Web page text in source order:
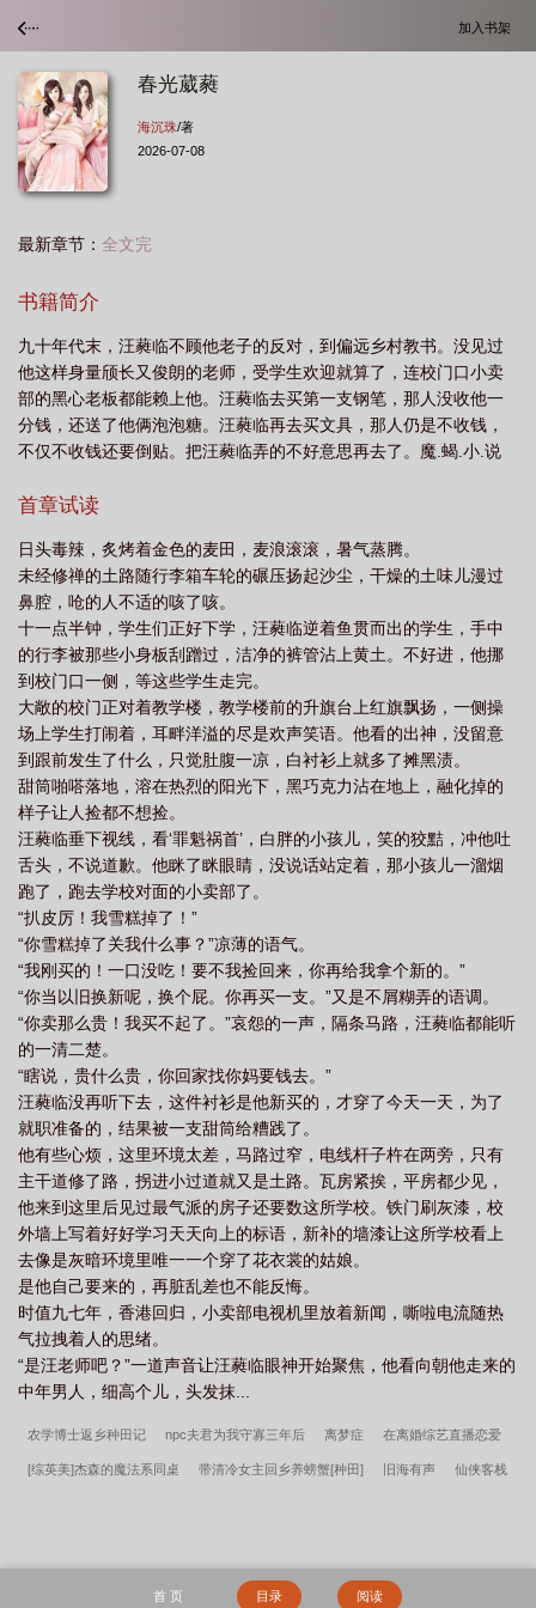
加入书架
春光葳蕤
海沉珠/著
2026-07-08
最新章节： 全文完
书籍简介
九十年代末，汪蕤临不顾他老子的反对，到偏远乡村教书。没见过
他这样身量颀长又俊朗的老师，受学生欢迎就算了，连校门口小卖
部的黑心老板都能赖上他。汪蕤临去买第一支钢笔，那人没收他一
分钱，还送了他俩泡泡糖。汪蕤临再去买文具，那人仍是不收钱，
不仅不收钱还要倒贴。把汪蕤临弄的不好意思再去了。魔.蝎.小.说
首章试读
日头毒辣，炙烤着金色的麦田，麦浪滚滚，暑气蒸腾。
未经修禅的土路随行李箱车轮的碾压扬起沙尘，干燥的土味儿漫过
鼻腔，呛的人不适的咳了咳。
十一点半钟，学生们正好下学，汪蕤临逆着鱼贯而出的学生，手中
的行李被那些小身板刮蹭过，洁净的裤管沾上黄土。不好进，他挪
到校门口一侧，等这些学生走完。
大敞的校门正对着教学楼，教学楼前的升旗台上红旗飘扬，一侧操
场上学生打闹着，耳畔洋溢的尽是欢声笑语。他看的出神，没留意
到跟前发生了什么，只觉肚腹一凉，白衬衫上就多了摊黑渍。
甜筒啪嗒落地，溶在热烈的阳光下，黑巧克力沾在地上，融化掉的
样子让人捡都不想捡。
汪蕤临垂下视线，看‘罪魁祸首’，白胖的小孩儿，笑的狡黠，冲他吐
舌头，不说道歉。他眯了眯眼睛，没说话站定着，那小孩儿一溜烟
跑了，跑去学校对面的小卖部了。
“扒皮厉！我雪糕掉了！”
“你雪糕掉了关我什么事？”凉薄的语气。
“我刚买的！一口没吃！要不我捡回来，你再给我拿个新的。”
“你当以旧换新呢，换个屁。你再买一支。”又是不屑糊弄的语调。
“你卖那么贵！我买不起了。”哀怨的一声，隔条马路，汪蕤临都能听
的一清二楚。
“瞎说，贵什么贵，你回家找你妈要钱去。”
汪蕤临没再听下去，这件衬衫是他新买的，才穿了今天一天，为了
就职准备的，结果被一支甜筒给糟践了。
他有些心烦，这里环境太差，马路过窄，电线杆子杵在两旁，只有
主干道修了路，拐进小过道就又是土路。瓦房紧挨，平房都少见，
他来到这里后见过最气派的房子还要数这所学校。铁门刷灰漆，校
外墙上写着好好学习天天向上的标语，新补的墙漆让这所学校看上
去像是灰暗环境里唯一一个穿了花衣裳的姑娘。
是他自己要来的，再脏乱差也不能反悔。
时值九七年，香港回归，小卖部电视机里放着新闻，嘶啦电流随热
气拉拽着人的思绪。
“是汪老师吧？”一道声音让汪蕤临眼神开始聚焦，他看向朝他走来的
中年男人，细高个儿，头发抹...
农学博士返乡种田记 npc夫君为我守寡三年后 离梦症 在离婚综艺直播恋爱
[综英美]杰森的魔法系同桌 带清冷女主回乡养螃蟹[种田] 旧海有声 仙侠客栈
首 页 目录 阅读